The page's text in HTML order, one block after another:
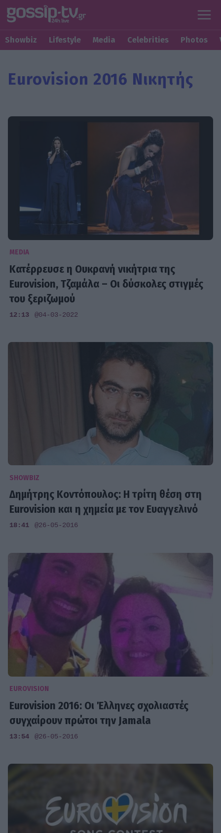
Showbiz Lifestyle Media Celebrities Photos
Eurovision 2016 Νικητής
MEDIA
Κατέρρευσε η Ουκρανή νικήτρια της
Eurovision, Τζαμάλα – Οι δύσκολες στιγμές
του ξεριζωμού
12:13 @04-03-2022
SHOWBIZ
Δημήτρης Κοντόπουλος: Η τρίτη θέση στη
Eurovision και η χημεία με τον Ευαγγελινό
18:41 @26-05-2016
EUROVISION
Eurovision 2016: Οι Έλληνες σχολιαστές
συγχαίρουν πρώτοι την Jamala
13:54 @26-05-2016